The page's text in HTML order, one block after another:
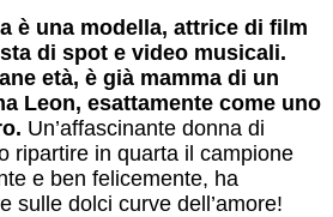
è una modella, attrice di film
di spot e video musicali.
età, è già mamma di un
Leon, esattamente come uno
Un’affascinante donna di
ripartire in quarta il campione
e ben felicemente, ha
sulle dolci curve dell’amore!